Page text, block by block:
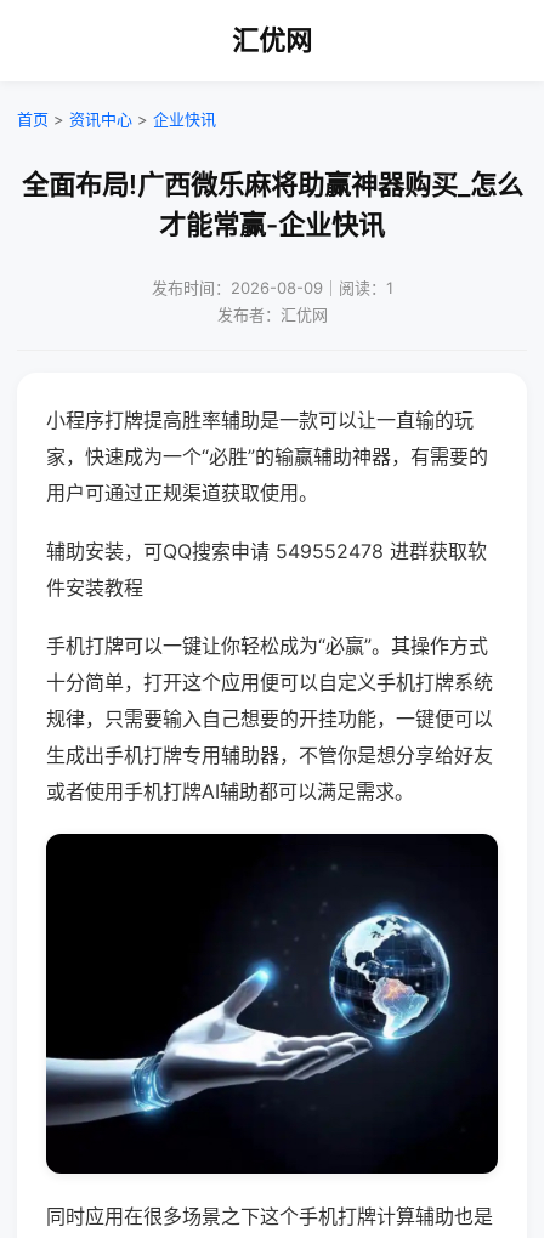
汇优网
首页 > 资讯中心 > 企业快讯
全面布局!广西微乐麻将助赢神器购买_怎么
才能常赢-企业快讯
发布时间：2026-08-09｜阅读：1
发布者：汇优网
小程序打牌提高胜率辅助是一款可以让一直输的玩
家，快速成为一个“必胜”的输赢辅助神器，有需要的
用户可通过正规渠道获取使用。
辅助安装，可QQ搜索申请 549552478 进群获取软
件安装教程
手机打牌可以一键让你轻松成为“必赢”。其操作方式
十分简单，打开这个应用便可以自定义手机打牌系统
规律，只需要输入自己想要的开挂功能，一键便可以
生成出手机打牌专用辅助器，不管你是想分享给好友
或者使用手机打牌AI辅助都可以满足需求。
同时应用在很多场景之下这个手机打牌计算辅助也是